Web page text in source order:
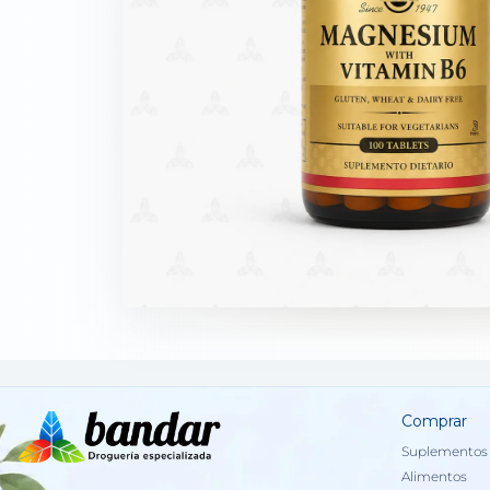
Comprar
Alimentos